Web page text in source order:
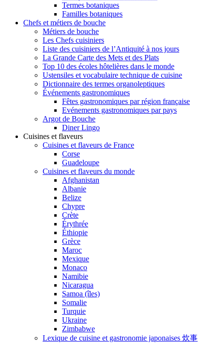
Termes botaniques
Familles botaniques
Chefs et métiers de bouche
Métiers de bouche
Les Chefs cuisiniers
Liste des cuisiniers de l’Antiquité à nos jours
La Grande Carte des Mets et des Plats
Top 10 des écoles hôtelières dans le monde
Ustensiles et vocabulaire technique de cuisine
Dictionnaire des termes organoleptiques
Événements gastronomiques
Fêtes gastronomiques par région française
Evénements gastronomiques par pays
Argot de Bouche
Diner Lingo
Cuisines et flaveurs
Cuisines et flaveurs de France
Corse
Guadeloupe
Cuisines et flaveurs du monde
Afghanistan
Albanie
Belize
Chypre
Crète
Érythrée
Éthiopie
Grèce
Maroc
Mexique
Monaco
Namibie
Nicaragua
Samoa (îles)
Somalie
Turquie
Ukraine
Zimbabwe
Lexique de cuisine et gastronomie japonaises 炊事